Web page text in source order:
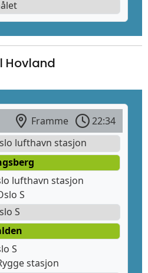
Hovland
Framme
22:34
lufthavn stasjon
lufthavn stasjon
S
S
S
stasjon